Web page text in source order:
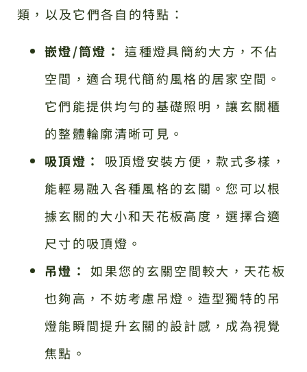
類，以及它們各自的特點：
嵌燈/筒燈： 這種燈具簡約大方，不佔
空間，適合現代簡約風格的居家空間。
它們能提供均勻的基礎照明，讓玄關櫃
的整體輪廓清晰可見。
吸頂燈：
吸頂燈安裝方便，款式多樣，
能輕易融入各種風格的玄關。您可以根
據玄關的大小和天花板高度，選擇合適
尺寸的吸頂燈。
吊燈： 如果您的玄關空間較大，天花板
也夠高，不妨考慮吊燈。造型獨特的吊
燈能瞬間提升玄關的設計感，成為視覺
焦點。